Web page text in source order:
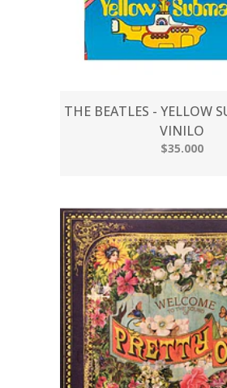
THE BEATLES - YELLOW
VINILO
$35.000